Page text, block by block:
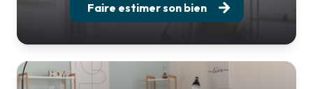
Faire estimer son bien